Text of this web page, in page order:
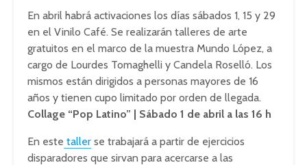
En abril habrá activaciones los días sábados 1, 15 y 29
en el Vinilo Café. Se realizarán talleres de arte
gratuitos en el marco de la muestra Mundo López, a
cargo de Lourdes Tomaghelli y Candela Roselló. Los
mismos están dirigidos a personas mayores de 16
años y tienen cupo limitado por orden de llegada.
Collage “Pop Latino” | Sábado 1 de abril a las 16 h
En este taller se trabajará a partir de ejercicios
disparadores que sirvan para acercarse a las